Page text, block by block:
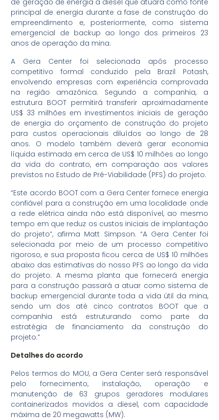
principal de energia durante a fase de construção do
empreendimento e, posteriormente, como sistema
emergencial de backup ao longo dos primeiros 23
anos de operação da mina.
A Gera Center foi selecionada após processo
competitivo formal conduzido pela Brazil Potash,
envolvendo empresas com experiência comprovada
na região amazônica. Segundo a companhia, a
estrutura BOOT permitirá transferir aproximadamente
US$ 33 milhões em investimentos iniciais de geração
de energia do orçamento de construção do projeto
para custos operacionais diluídos ao longo de 28
anos. O modelo também deverá gerar economia
líquida estimada em cerca de US$ 10 milhões ao longo
da vida do contrato, em comparação aos valores
previstos no Estudo de Pré-Viabilidade (PFS) do projeto.
“Este acordo BOOT com a Gera Center fornece energia
confiável para a construção em uma localidade onde
a rede elétrica ainda não está disponível, ao mesmo
tempo em que reduz os custos iniciais de implantação
do projeto”, afirma Matt Simpson. “A Gera Center foi
selecionada por meio de um processo competitivo
rigoroso, e sua proposta ficou cerca de US$ 10 milhões
abaixo das estimativas do nosso PFS ao longo da vida
do projeto. A mesma planta que fornecerá energia
para a construção passará a atuar como sistema de
backup emergencial durante toda a vida útil da mina,
sendo um dos até cinco contratos BOOT que a
companhia está estruturando como parte da
estratégia de financiamento da construção do
projeto.”
Detalhes do acordo
Pelos termos do MOU, a Gera Center será responsável
pelo fornecimento, instalação, operação e
manutenção de 63 grupos geradores modulares
containerizados movidos a diesel, com capacidade
máxima de 20 megawatts (MW).